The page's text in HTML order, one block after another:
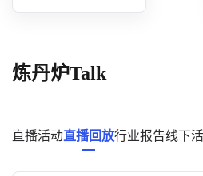
数据中心
消费者说
解决方案
炼丹炉Talk
直播活动直播回放行业报告线下